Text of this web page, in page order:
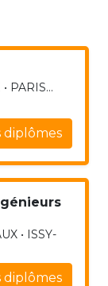
PARIS...
diplômes
• ISSY-
diplômes